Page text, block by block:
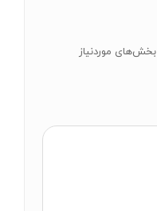
بخش‌های موردنیاز